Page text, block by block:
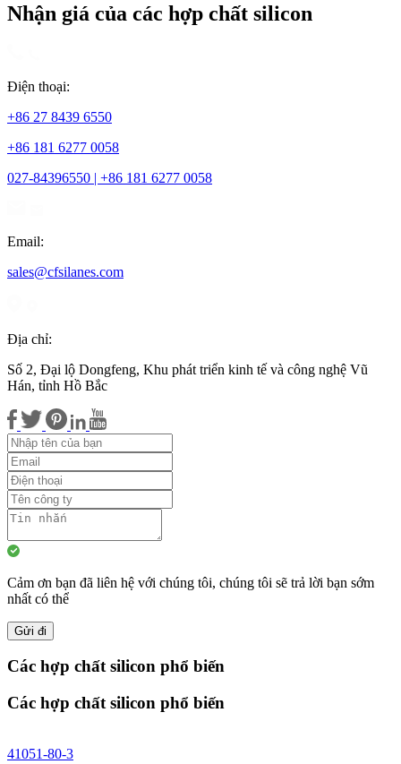
Nhận giá của các hợp chất silicon
Điện thoại:
+86 27 8439 6550
+86 181 6277 0058
027-84396550 | +86 181 6277 0058
Email:
sales@cfsilanes.com
Địa chỉ:
Số 2, Đại lộ Dongfeng, Khu phát triển kinh tế và công nghệ Vũ
Hán, tỉnh Hồ Bắc
Cảm ơn bạn đã liên hệ với chúng tôi, chúng tôi sẽ trả lời bạn sớm
nhất có thể
Gửi đi
Các hợp chất silicon phổ biến
Các hợp chất silicon phổ biến
41051-80-3